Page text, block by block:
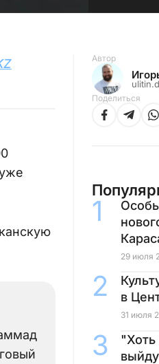
Автор
Поделиться
29 июля
в
31 июля
"Хоть